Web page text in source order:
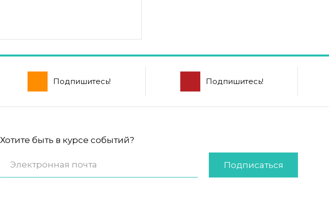
Подпишитесь! Подпишитесь!
Хотите быть в курсе событий?
Подписаться